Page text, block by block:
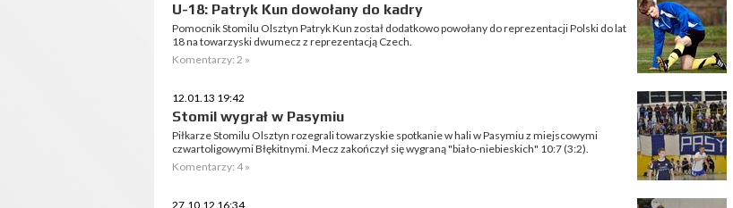
U-18: Patryk Kun dowołany do kadry
Pomocnik Stomilu Olsztyn Patryk Kun został dodatkowo powołany do reprezentacji Polski do lat
18 na towarzyski dwumecz z reprezentacją Czech.
Komentarzy: 2 »
12.01.13 19:42
Stomil wygrał w Pasymiu
Piłkarze Stomilu Olsztyn rozegrali towarzyskie spotkanie w hali w Pasymiu z miejscowymi
czwartoligowymi Błękitnymi. Mecz zakończył się wygraną "biało-niebieskich" 10:7 (3:2).
Komentarzy: 4 »
27.10.12 16:34